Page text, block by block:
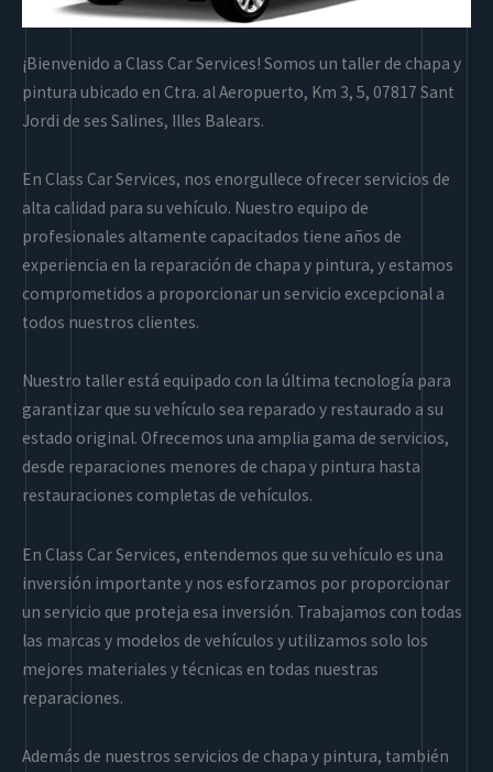
¡Bienvenido a Class Car Services! Somos un taller de chapa y
pintura ubicado en Ctra. al Aeropuerto, Km 3, 5, 07817 Sant
Jordi de ses Salines, Illes Balears.
En Class Car Services, nos enorgullece ofrecer servicios de
alta calidad para su vehículo. Nuestro equipo de
profesionales altamente capacitados tiene años de
experiencia en la reparación de chapa y pintura, y estamos
comprometidos a proporcionar un servicio excepcional a
todos nuestros clientes.
Nuestro taller está equipado con la última tecnología para
garantizar que su vehículo sea reparado y restaurado a su
estado original. Ofrecemos una amplia gama de servicios,
desde reparaciones menores de chapa y pintura hasta
restauraciones completas de vehículos.
En Class Car Services, entendemos que su vehículo es una
inversión importante y nos esforzamos por proporcionar
un servicio que proteja esa inversión. Trabajamos con todas
las marcas y modelos de vehículos y utilizamos solo los
mejores materiales y técnicas en todas nuestras
reparaciones.
Además de nuestros servicios de chapa y pintura, también